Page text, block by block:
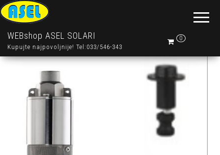
WEBshop ASEL SOLARI
Kupujte najpovoljnije! Tel:033/546-343
0